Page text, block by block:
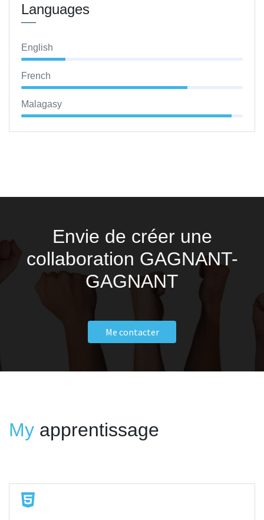
Languages
English
French
Malagasy
Envie de créer une
collaboration GAGNANT-
GAGNANT
Me contacter
My apprentissage